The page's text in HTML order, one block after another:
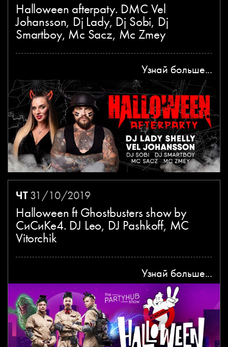
Halloween afterpaty. DMC Vel
Johansson, Dj Lady, Dj Sobi, Dj
Smartboy, Mc Sacz, Mc Zmey
Узнай больше...
ЧТ31/10/2019
Halloween ft Ghostbusters show by
СиСиКе4. DJ Leo, DJ Pashkoff, MC
Vitorchik
Узнай больше...